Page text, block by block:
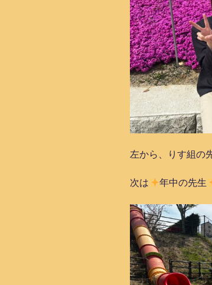
左から、りす組の
次は 年中の先生